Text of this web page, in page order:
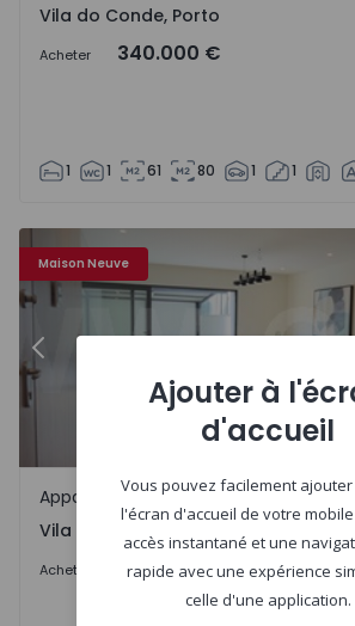
Vila do Conde, Porto
Acheter 340.000 €
1 1 61 80 1 1
Maison Neuve
Appartement T2 Vila do Conde -
Précédent
Vila do Conde, Porto
Appartement
Vila do Conde, Porto
Acheter 630.000 €
Ajouter à
d'accueil
Vous pouvez facilement ajouter
l'écran d'accueil de votre
accès instantané et une
rapide avec une expérience
celle d'une application.